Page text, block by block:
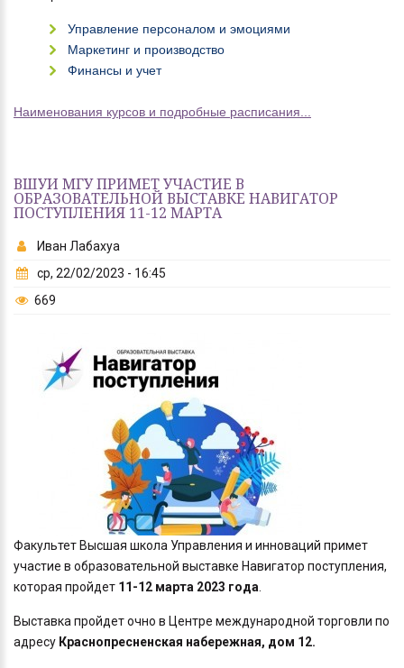
Управление персоналом и эмоциями
Маркетинг и производство
Финансы и учет
Наименования курсов и подробные расписания...
ВШУИ МГУ ПРИМЕТ УЧАСТИЕ В
ОБРАЗОВАТЕЛЬНОЙ ВЫСТАВКЕ НАВИГАТОР
ПОСТУПЛЕНИЯ 11-12 МАРТА
Иван Лабахуа
ср, 22/02/2023 - 16:45
669
Факультет Высшая школа Управления и инноваций примет
участие в образовательной выставке Навигатор поступления,
которая пройдет 11-12 марта 2023 года
Выставка пройдет очно в Центре международной торговли по
адресу Краснопресненская набережная, дом 12.